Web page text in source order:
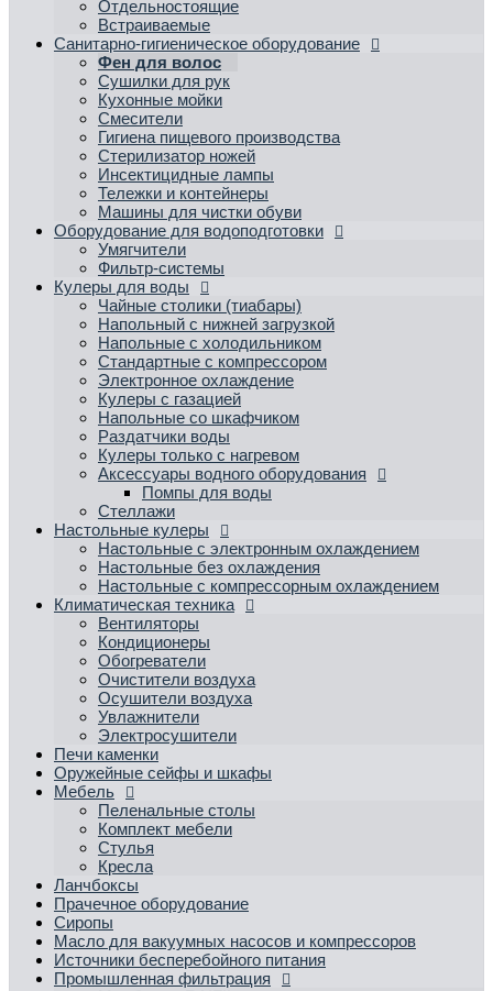
Отдельностоящие
Встраиваемые
Санитарно-гигиеническое оборудование
Фен для волос
Сушилки для рук
Кухонные мойки
Смесители
Гигиена пищевого производства
Стерилизатор ножей
Инсектицидные лампы
Тележки и контейнеры
Машины для чистки обуви
Оборудование для водоподготовки
Умягчители
Фильтр-системы
Кулеры для воды
Чайные столики (тиабары)
Напольный с нижней загрузкой
Напольные с холодильником
Стандартные с компрессором
Электронное охлаждение
Кулеры с газацией
Напольные со шкафчиком
Раздатчики воды
Кулеры только с нагревом
Аксессуары водного оборудования
Помпы для воды
Стеллажи
Настольные кулеры
Настольные с электронным охлаждением
Настольные без охлаждения
Настольные с компрессорным охлаждением
Климатическая техника
Вентиляторы
Кондиционеры
Обогреватели
Очистители воздуха
Осушители воздуха
Увлажнители
Электросушители
Печи каменки
Оружейные сейфы и шкафы
Мебель
Пеленальные столы
Комплект мебели
Стулья
Кресла
Ланчбоксы
Прачечное оборудование
Сиропы
Масло для вакуумных насосов и компрессоров
Источники бесперебойного питания
Промышленная фильтрация